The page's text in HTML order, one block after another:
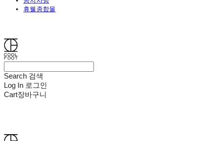
휴웰종합몰
Search 검색
Log In 로그인
Cart장바구니